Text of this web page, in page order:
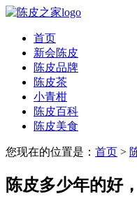
首页
新会陈皮
陈皮品牌
陈皮茶
小青柑
陈皮百科
陈皮美食
您现在的位置是： 首页 >
陈皮多少年的好